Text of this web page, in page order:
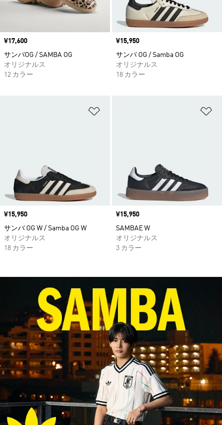
価格
¥17,600
サンバOG / SAMBA OG
オリジナルス
12 カラー
価格
¥15,950
サンバ OG / Samba OG
オリジナルス
18 カラー
価格
¥15,950
サンバ OG W / Samba OG W
オリジナルス
18 カラー
価格
¥15,950
SAMBAE W
オリジナルス
3 カラー